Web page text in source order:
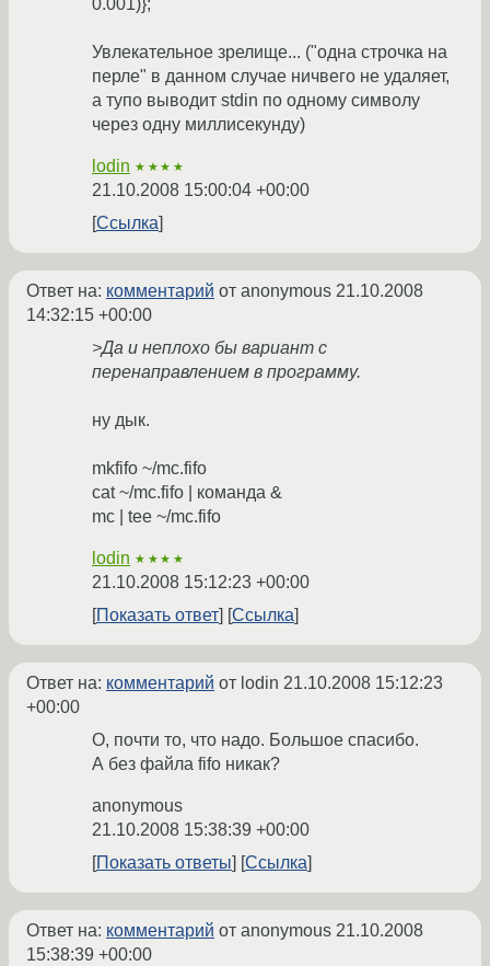
0.001)};'
Увлекательное зрелище... ("одна строчка на
перле" в данном случае ничвего не удаляет,
а тупо выводит stdin по одному символу
через одну миллисекунду)
lodin ★★★★
21.10.2008 15:00:04 +00:00
Ссылка
Ответ на: комментарий от anonymous 21.10.2008
14:32:15 +00:00
>Да и неплохо бы вариант с
перенаправлением в программу.
ну дык.
mkfifo ~/mc.fifo
cat ~/mc.fifo | команда &
mc | tee ~/mc.fifo
lodin ★★★★
21.10.2008 15:12:23 +00:00
Показать ответ
Ссылка
Ответ на: комментарий от lodin 21.10.2008 15:12:23
+00:00
О, почти то, что надо. Большое спасибо.
А без файла fifo никак?
anonymous
21.10.2008 15:38:39 +00:00
Показать ответы
Ссылка
Ответ на: комментарий от anonymous 21.10.2008
15:38:39 +00:00